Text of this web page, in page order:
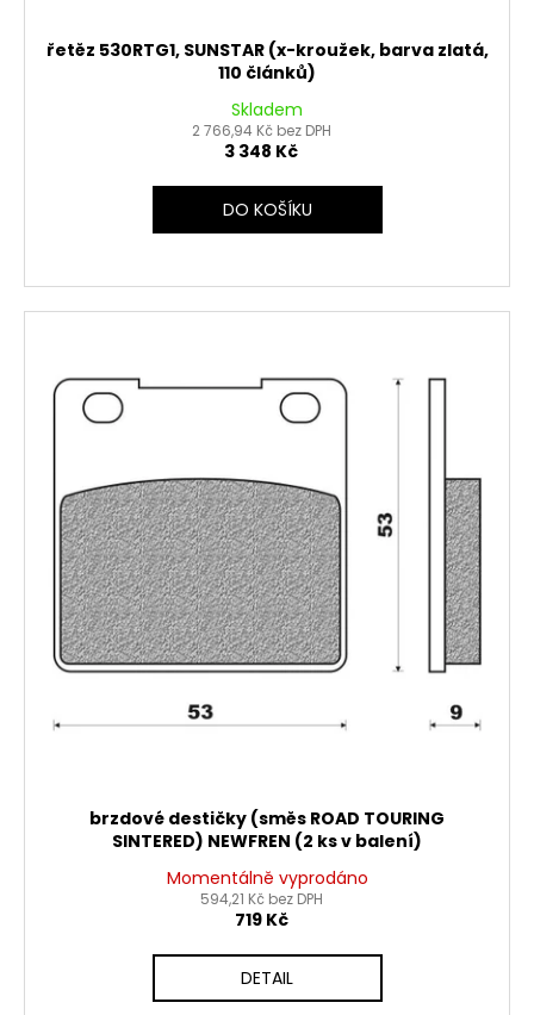
řetěz 530RTG1, SUNSTAR (x-kroužek, barva zlatá,
110 článků)
Skladem
2 766,94 Kč bez DPH
3 348 Kč
DO KOŠÍKU
brzdové destičky (směs ROAD TOURING
SINTERED) NEWFREN (2 ks v balení)
Momentálně vyprodáno
594,21 Kč bez DPH
719 Kč
DETAIL